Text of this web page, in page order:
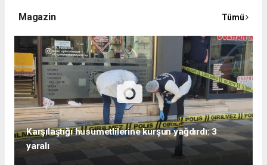
Magazin Tümü
Karşılaştığı husumetlilerine kurşun yağdırdı: 3
yaralı